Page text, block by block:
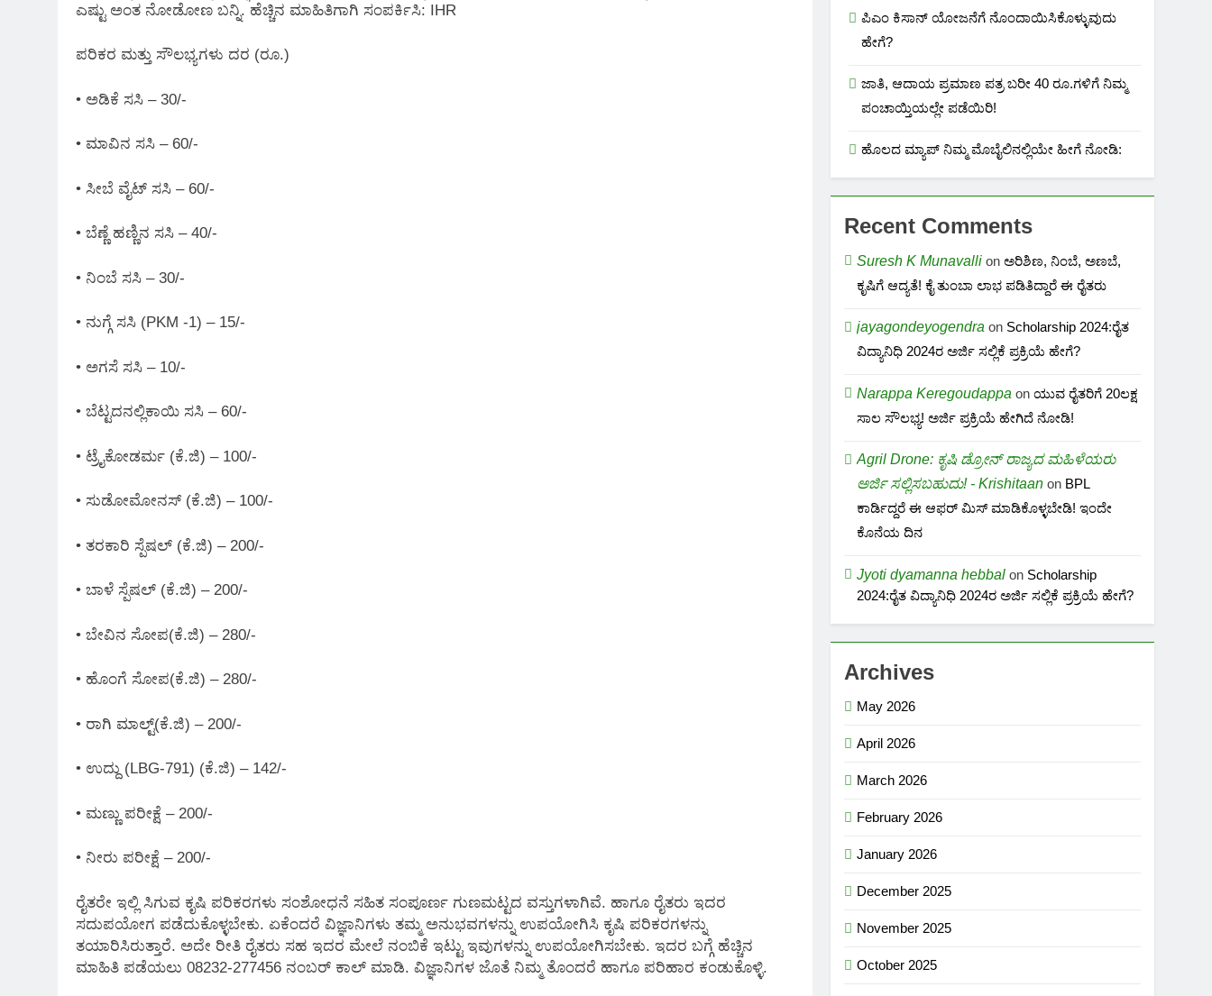
ಎಷ್ಟು ಅಂತ ನೋಡೋಣ ಬನ್ನಿ. ಹೆಚ್ಚಿನ ಮಾಹಿತಿಗಾಗಿ ಸಂಪರ್ಕಿಸಿ: IHR
ಪರಿಕರ ಮತ್ತು ಸೌಲಭ್ಯಗಳು ದರ (ರೂ.)
• ಅಡಿಕೆ ಸಸಿ – 30/-
• ಮಾವಿನ ಸಸಿ – 60/-
• ಸೀಬೆ ವೈಟ್ ಸಸಿ – 60/-
• ಬೆಣ್ಣೆ ಹಣ್ಣಿನ ಸಸಿ – 40/-
• ನಿಂಬೆ ಸಸಿ – 30/-
• ನುಗ್ಗೆ ಸಸಿ (PKM -1) – 15/-
• ಅಗಸೆ ಸಸಿ – 10/-
• ಬೆಟ್ಟದನಲ್ಲಿಕಾಯಿ ಸಸಿ – 60/-
• ಟ್ರೈಕೋಡರ್ಮ (ಕೆ.ಜಿ) – 100/-
• ಸುಡೋಮೋನಸ್‌ (ಕೆ.ಜಿ) – 100/-
• ತರಕಾರಿ ಸ್ಪೆಷಲ್ (ಕೆ.ಜಿ) – 200/-
• ಬಾಳೆ ಸ್ಪೆಷಲ್ (ಕೆ.ಜಿ) – 200/-
• ಬೇವಿನ ಸೋಪ(ಕೆ.ಜಿ) – 280/-
• ಹೊಂಗೆ ಸೋಪ(ಕೆ.ಜಿ) – 280/-
• ರಾಗಿ ಮಾಲ್ಟ್(ಕೆ.ಜಿ) – 200/-
• ಉದ್ದು (LBG-791) (ಕೆ.ಜಿ) – 142/-
• ಮಣ್ಣು ಪರೀಕ್ಷೆ – 200/-
• ನೀರು ಪರೀಕ್ಷೆ – 200/-
ರೈತರೇ ಇಲ್ಲಿ ಸಿಗುವ ಕೃಷಿ ಪರಿಕರಗಳು ಸಂಶೋಧನೆ ಸಹಿತ ಸಂಪೂರ್ಣ ಗುಣಮಟ್ಟದ ವಸ್ತುಗಳಾಗಿವೆ. ಹಾಗೂ ರೈತರು ಇದರ
ಸದುಪಯೋಗ ಪಡೆದುಕೊಳ್ಳಬೇಕು. ಏಕೆಂದರೆ ವಿಜ್ಞಾನಿಗಳು ತಮ್ಮ ಅನುಭವಗಳನ್ನು ಉಪಯೋಗಿಸಿ ಕೃಷಿ ಪರಿಕರಗಳನ್ನು
ತಯಾರಿಸಿರುತ್ತಾರೆ. ಅದೇ ರೀತಿ ರೈತರು ಸಹ ಇದರ ಮೇಲೆ ನಂಬಿಕೆ ಇಟ್ಟು ಇವುಗಳನ್ನು ಉಪಯೋಗಿಸಬೇಕು. ಇದರ ಬಗ್ಗೆ ಹೆಚ್ಚಿನ
ಮಾಹಿತಿ ಪಡೆಯಲು 08232-277456 ನಂಬರ್ ಕಾಲ್ ಮಾಡಿ. ವಿಜ್ಞಾನಿಗಳ ಜೊತೆ ನಿಮ್ಮ ತೊಂದರೆ ಹಾಗೂ ಪರಿಹಾರ ಕಂಡುಕೊಳ್ಳಿ.
ಪಿಎಂ ಕಿಸಾನ್ ಯೋಜನೆಗೆ ನೊಂದಾಯಿಸಿಕೊಳ್ಳುವುದು
ಹೇಗೆ?
ಜಾತಿ, ಆದಾಯ ಪ್ರಮಾಣ ಪತ್ರ ಬರೀ 40 ರೂ.ಗಳಿಗೆ ನಿಮ್ಮ
ಪಂಚಾಯ್ತಿಯಲ್ಲೇ ಪಡೆಯಿರಿ!
ಹೊಲದ ಮ್ಯಾಪ್ ನಿಮ್ಮ ಮೊಬೈಲಿನಲ್ಲಿಯೇ ಹೀಗೆ ನೋಡಿ:
Recent Comments
Suresh K Munavalli onಅರಿಶಿಣ, ನಿಂಬೆ, ಅಣಬೆ,
ಕೃಷಿಗೆ ಆದ್ಯತೆ! ಕೈ ತುಂಬಾ ಲಾಭ ಪಡಿತಿದ್ದಾರೆ ಈ ರೈತರು
jayagondeyogendra on Scholarship 2024:ರೈತ
ವಿದ್ಯಾನಿಧಿ 2024ರ ಅರ್ಜಿ ಸಲ್ಲಿಕೆ ಪ್ರಕ್ರಿಯೆ ಹೇಗೆ?
Narappa Keregoudappa onಯುವ ರೈತರಿಗೆ 20ಲಕ್ಷ
ಸಾಲ ಸೌಲಭ್ಯ! ಅರ್ಜಿ ಪ್ರಕ್ರಿಯೆ ಹೇಗಿದೆ ನೋಡಿ!
Agril Drone: ಕೃಷಿ ಡ್ರೋನ್ ರಾಜ್ಯದ ಮಹಿಳೆಯರು
ಅರ್ಜಿ ಸಲ್ಲಿಸಬಹುದು! - Krishitaan on BPL
ಕಾರ್ಡಿದ್ದರೆ ಈ ಆಫರ್ ಮಿಸ್ ಮಾಡಿಕೊಳ್ಳಬೇಡಿ! ಇಂದೇ
ಕೊನೆಯ ದಿನ
Jyoti dyamanna hebbal on Scholarship
2024:ರೈತ ವಿದ್ಯಾನಿಧಿ 2024ರ ಅರ್ಜಿ ಸಲ್ಲಿಕೆ ಪ್ರಕ್ರಿಯೆ ಹೇಗೆ?
Archives
May 2026
April 2026
March 2026
February 2026
January 2026
December 2025
November 2025
October 2025